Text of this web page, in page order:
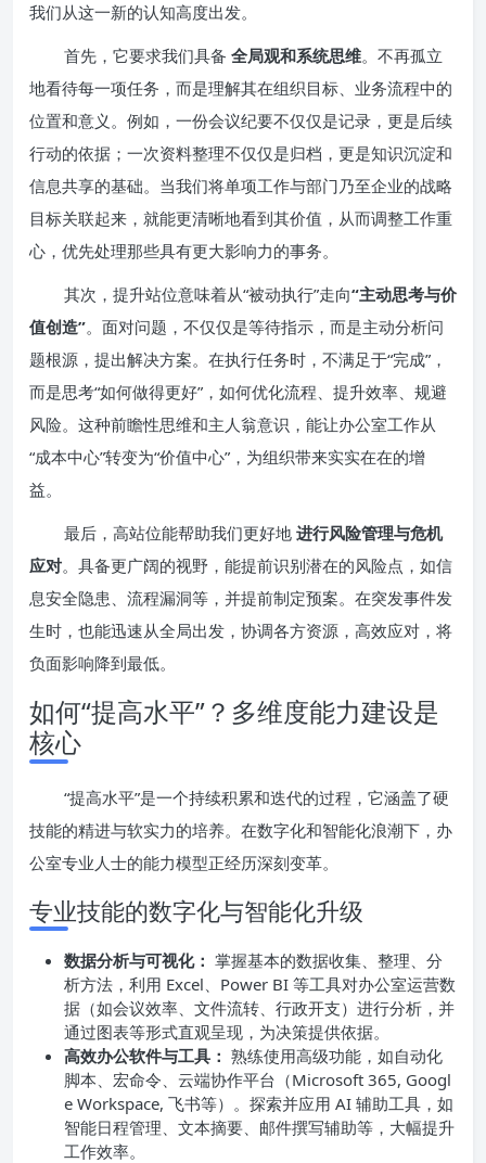
我们从这一新的认知高度出发。
首先，它要求我们具备 全局观和系统思维。不再孤立
地看待每一项任务，而是理解其在组织目标、业务流程中的
位置和意义。例如，一份会议纪要不仅仅是记录，更是后续
行动的依据；一次资料整理不仅仅是归档，更是知识沉淀和
信息共享的基础。当我们将单项工作与部门乃至企业的战略
目标关联起来，就能更清晰地看到其价值，从而调整工作重
心，优先处理那些具有更大影响力的事务。
其次，提升站位意味着从“被动执行”走向“主动思考与价
值创造”。面对问题，不仅仅是等待指示，而是主动分析问
题根源，提出解决方案。在执行任务时，不满足于“完成”，
而是思考“如何做得更好”，如何优化流程、提升效率、规避
风险。这种前瞻性思维和主人翁意识，能让办公室工作从
“成本中心”转变为“价值中心”，为组织带来实实在在的增
益。
最后，高站位能帮助我们更好地 进行风险管理与危机
应对。具备更广阔的视野，能提前识别潜在的风险点，如信
息安全隐患、流程漏洞等，并提前制定预案。在突发事件发
生时，也能迅速从全局出发，协调各方资源，高效应对，将
负面影响降到最低。
如何“提高水平”？多维度能力建设是
核心
“提高水平”是一个持续积累和迭代的过程，它涵盖了硬
技能的精进与软实力的培养。在数字化和智能化浪潮下，办
公室专业人士的能力模型正经历深刻变革。
专业技能的数字化与智能化升级
数据分析与可视化： 掌握基本的数据收集、整理、分
析方法，利用 Excel、Power BI 等工具对办公室运营数
据（如会议效率、文件流转、行政开支）进行分析，并
通过图表等形式直观呈现，为决策提供依据。
高效办公软件与工具： 熟练使用高级功能，如自动化
脚本、宏命令、云端协作平台（Microsoft 365, Googl
e Workspace, 飞书等）。探索并应用 AI 辅助工具，如
智能日程管理、文本摘要、邮件撰写辅助等，大幅提升
工作效率。